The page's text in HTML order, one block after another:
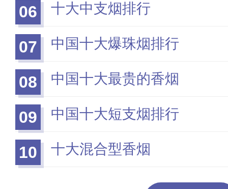
06 十大中支烟排行
07 中国十大爆珠烟排行
08 中国十大最贵的香烟
09 中国十大短支烟排行
10 十大混合型香烟